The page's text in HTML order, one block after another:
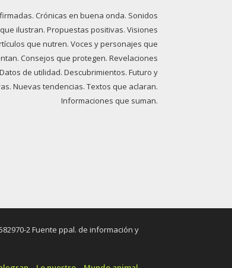
Crónicas en buena onda. Sonidos
ilustran. Propuestas positivas. Visiones
que nutren. Voces y personajes que
Consejos que protegen. Revelaciones
de utilidad. Descubrimientos. Futuro y
Nuevas tendencias. Textos que aclaran.
Informaciones que suman.
2 Fuente ppal. de información y